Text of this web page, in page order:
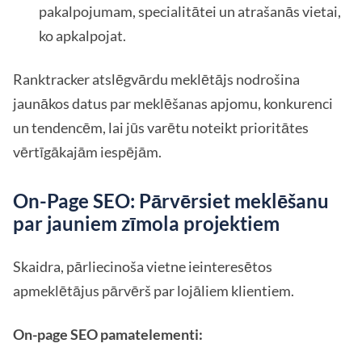
pakalpojumam, specialitātei un atrašanās vietai,
ko apkalpojat.
Ranktracker atslēgvārdu meklētājs nodrošina
jaunākos datus par meklēšanas apjomu, konkurenci
un tendencēm, lai jūs varētu noteikt prioritātes
vērtīgākajām iespējām.
On-Page SEO: Pārvērsiet meklēšanu
par jauniem zīmola projektiem
Skaidra, pārliecinoša vietne ieinteresētos
apmeklētājus pārvērš par lojāliem klientiem.
On-page SEO pamatelementi: